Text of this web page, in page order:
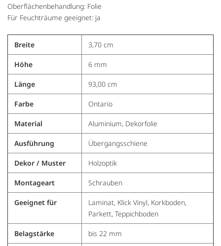
Oberflächenbehandlung: Folie
Für Feuchträume geeignet: ja
Breite 3,70 cm
Höhe 6 mm
Länge 93,00 cm
Farbe Ontario
Material Aluminium, Dekorfolie
Ausführung Übergangsschiene
Dekor / Muster Holzoptik
Montageart Schrauben
Geeignet für
Laminat, Klick Vinyl, Korkboden,
Parkett, Teppichboden
Belagstärke bis 22 mm